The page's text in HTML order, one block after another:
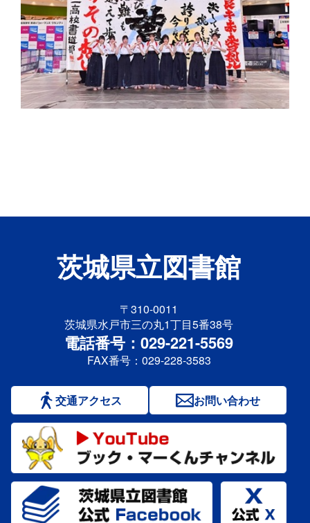
茨城県立図書館
〒310-0011
茨城県水戸市三の丸1丁目5番38号
電話番号：029-221-5569
FAX番号：029-228-3583
交通アクセス お問い合わせ